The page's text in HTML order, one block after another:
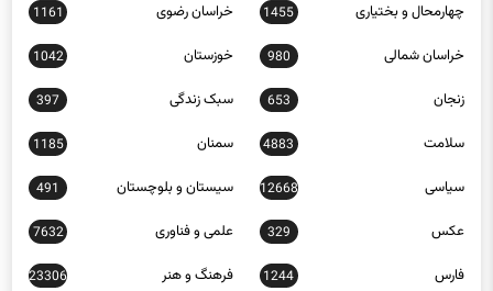
چهارمحال و بختیاری 1455 خراسان رضوی 1161
خراسان شمالی 980 خوزستان 1042
زنجان 653 سبک زندگی 397
سلامت 4883 سمنان 1185
سیاسی 12668 سیستان و بلوچستان 491
عکس 329 علمی و فناوری 7632
فارس 1244 فرهنگ و هنر 23306